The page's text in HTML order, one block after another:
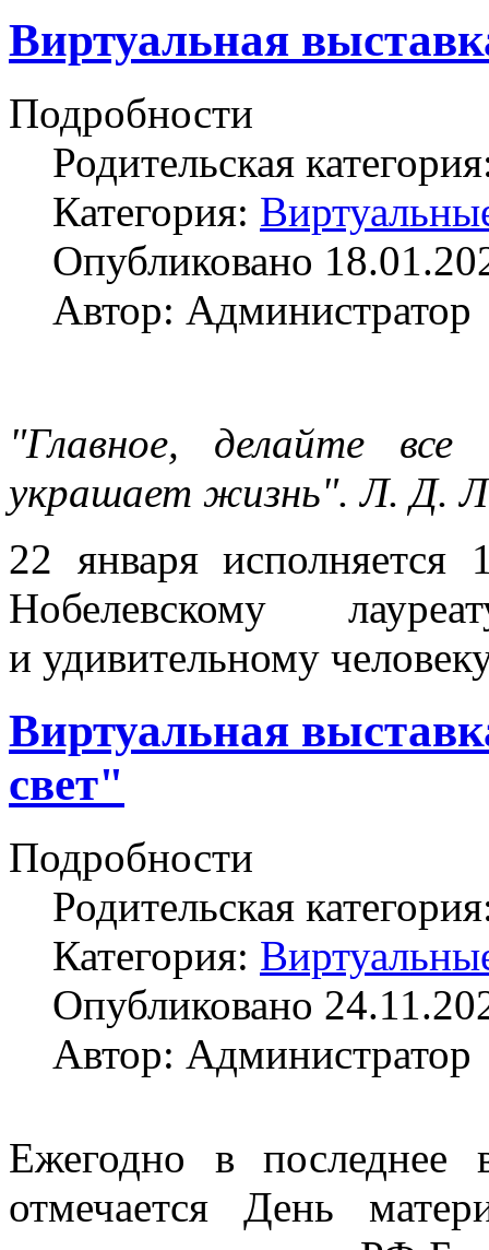
Виртуальная
Подробности
Родительская
Категория:
Опубликовано
Автор: Администратор
"Главное, делайте
украшает жизнь". Л. Д.
22 января исполняется
Нобелевскому
и удивительному
Виртуальная
свет"
Подробности
Родительская
Категория:
Опубликовано
Автор: Администратор
Ежегодно в последнее
отмечается День